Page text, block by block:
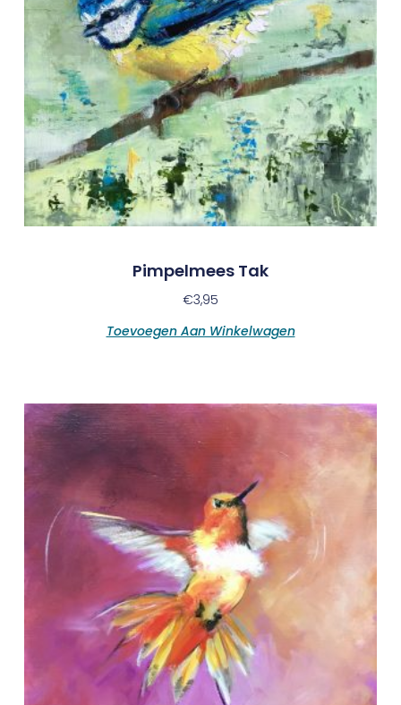
Pimpelmees Tak
€3,95
Toevoegen Aan Winkelwagen